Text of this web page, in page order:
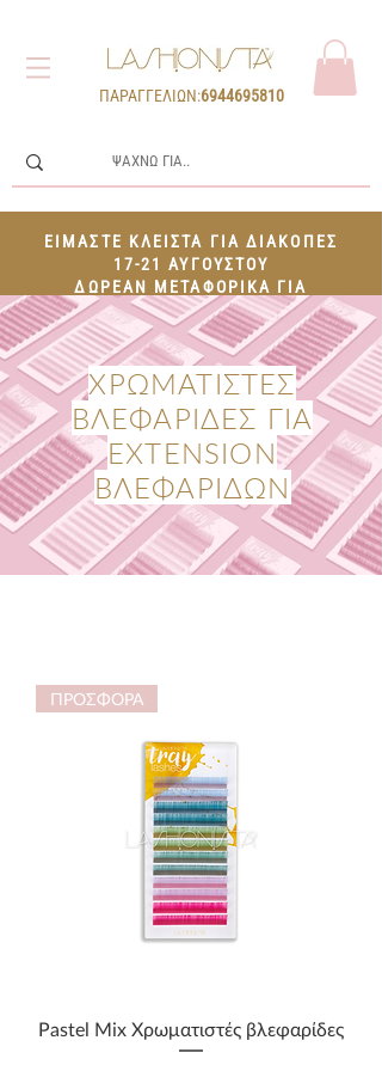
ΠΑΡΑΓΓΕΛΙΩΝ:6944695810
ΕΙΜΑΣΤΕ ΚΛΕΙΣΤΑ ΓΙΑ ΔΙΑΚΟΠΕΣ
17-21 ΑΥΓΟΥΣΤΟΥ
ΔΩΡΕΑΝ ΜΕΤΑΦΟΡΙΚΑ ΓΙΑ
ΠΑΡΑΓΓΕΛΙΕΣ 100€+
ΧΡΩΜΑΤΙΣTEΣ
ΒΛΕΦΑΡIΔΕΣ ΓΙΑ
EXTENSION
ΒΛΕΦΑΡIΔΩΝ
ΠΡΟΣΦΟΡΑ
Pastel Mix Χρωματιστές βλεφαρίδες